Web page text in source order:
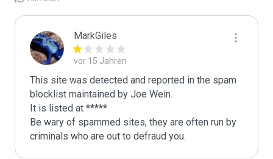
MarkGiles
vor 15 Jahren
This site was detected and reported in the spam
blocklist maintained by Joe Wein.
It is listed at *****
Be wary of spammed sites, they are often run by
criminals who are out to defraud you.